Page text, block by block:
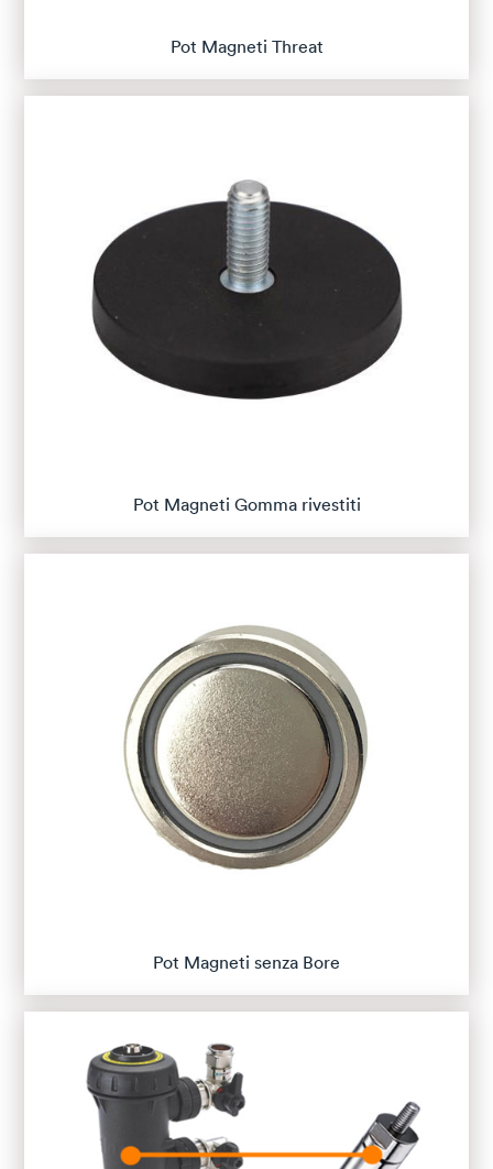
Pot Magneti Threat
Pot Magneti Gomma rivestiti
Pot Magneti senza Bore